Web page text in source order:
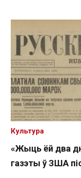
«Жыць ёй два
газэты ў ЗША
Культура